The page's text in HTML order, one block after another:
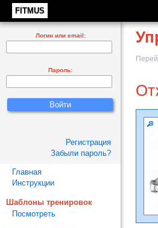
FITMUS
Логин или email:
Пароль:
Регистрация
Забыли пароль?
Главная
Инструкции
Шаблоны тренировок
Посмотреть